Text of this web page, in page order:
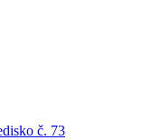
č. 73